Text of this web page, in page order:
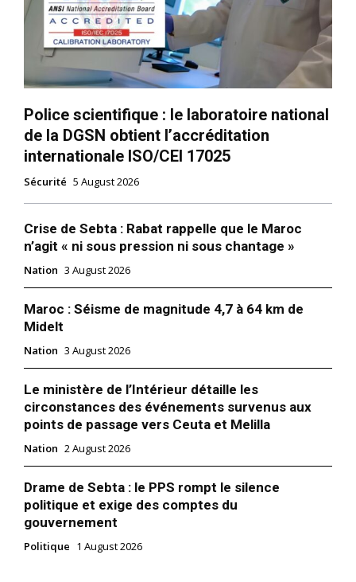
Police scientifique : le laboratoire national
de la DGSN obtient l’accréditation
internationale ISO/CEI 17025
Sécurité 5 August 2026
Crise de Sebta : Rabat rappelle que le Maroc
n’agit « ni sous pression ni sous chantage »
Nation 3 August 2026
Maroc : Séisme de magnitude 4,7 à 64 km de
Midelt
Nation 3 August 2026
Le ministère de l’Intérieur détaille les
circonstances des événements survenus aux
points de passage vers Ceuta et Melilla
Nation 2 August 2026
Drame de Sebta : le PPS rompt le silence
politique et exige des comptes du
gouvernement
Politique 1 August 2026